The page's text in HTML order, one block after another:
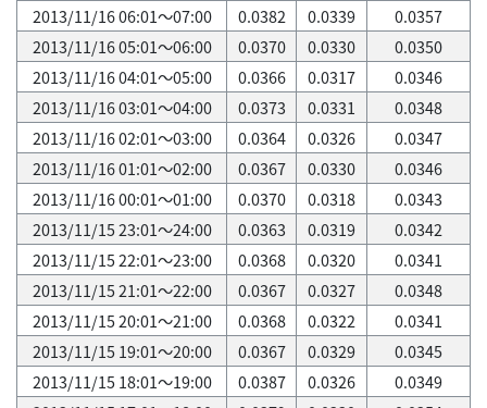
2013/11/16 06:01～07:00
0.0382 0.0339
0.0357
2013/11/16 05:01～06:00
0.0370 0.0330
0.0350
2013/11/16 04:01～05:00
0.0366 0.0317
0.0346
2013/11/16 03:01～04:00
0.0373 0.0331
0.0348
2013/11/16 02:01～03:00
0.0364 0.0326
0.0347
2013/11/16 01:01～02:00
0.0367 0.0330
0.0346
2013/11/16 00:01～01:00
0.0370 0.0318
0.0343
2013/11/15 23:01～24:00
0.0363 0.0319
0.0342
2013/11/15 22:01～23:00
0.0368 0.0320
0.0341
2013/11/15 21:01～22:00
0.0367 0.0327
0.0348
2013/11/15 20:01～21:00
0.0368 0.0322
0.0341
2013/11/15 19:01～20:00
0.0367 0.0329
0.0345
2013/11/15 18:01～19:00
0.0387 0.0326
0.0349